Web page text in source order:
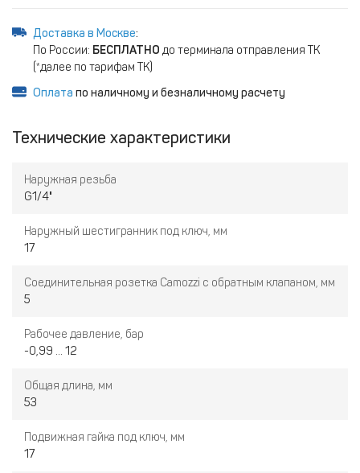
Доставка в Москве:
По России: БЕСПЛАТНО до терминала отправления ТК
(*далее по тарифам ТК)
Оплата по наличному и безналичному расчету
Технические характеристики
Наружная резьба
G1/4"
Наружный шестигранник под ключ, мм
17
Соединительная розетка Camozzi с обратным клапаном, мм
5
Рабочее давление, бар
-0,99 ... 12
Общая длина, мм
53
Подвижная гайка под ключ, мм
17